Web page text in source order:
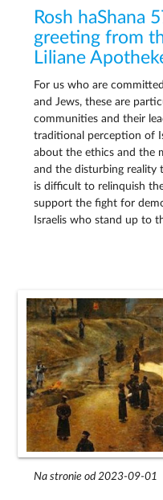
Rosh haShana
greeting from
Liliane
For us who are
and Jews, these are
communities and their
traditional perception of
about the ethics and the
and the disturbing reality
is difficult to relinquish
support the fight for
Israelis who stand up to
Na stronie od 2023-09-01